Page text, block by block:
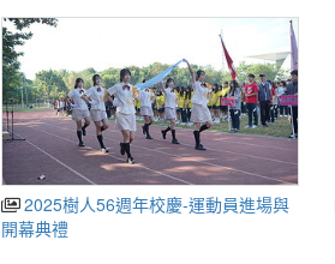
2025樹人56週年校慶-運動員進場與
開幕典禮